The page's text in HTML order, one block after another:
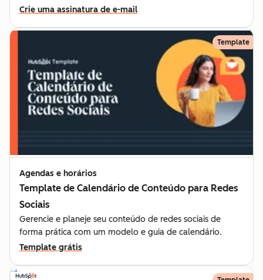
Crie uma assinatura de e-mail
Template
Agendas e horários
Template de Calendário de Conteúdo para Redes
Sociais
Gerencie e planeje seu conteúdo de redes sociais de
forma prática com um modelo e guia de calendário.
Template grátis